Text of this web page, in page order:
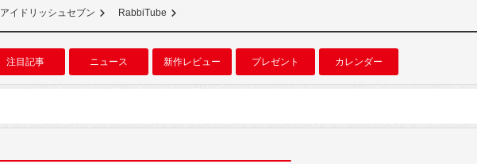
アイドリッシュセブン RabbiTube
注目記事 ニュース 新作レビュー プレゼント カレンダー